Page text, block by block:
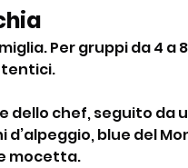
Per gruppi da 4
dello chef, seguito da
blue del
mocetta.